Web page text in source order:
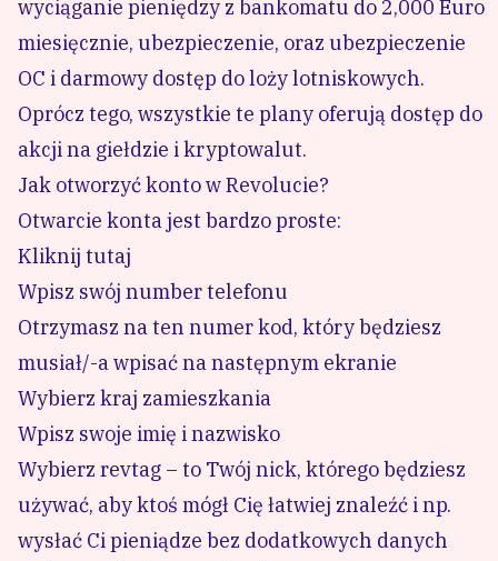
wyciąganie pieniędzy z bankomatu do 2,000 Euro
miesięcznie, ubezpieczenie, oraz ubezpieczenie
OC i darmowy dostęp do loży lotniskowych.
Oprócz tego, wszystkie te plany oferują dostęp do
akcji na giełdzie i kryptowalut.
Jak otworzyć konto w Revolucie?
Otwarcie konta jest bardzo proste:
Kliknij tutaj
Wpisz swój number telefonu
Otrzymasz na ten numer kod, który będziesz
musiał/-a wpisać na następnym ekranie
Wybierz kraj zamieszkania
Wpisz swoje imię i nazwisko
Wybierz revtag – to Twój nick, którego będziesz
używać, aby ktoś mógł Cię łatwiej znaleźć i np.
wysłać Ci pieniądze bez dodatkowych danych